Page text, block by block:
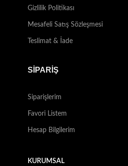
Gizlilik Politikası
Mesafeli Satış Sözleşmesi
Teslimat & İade
SİPARİŞ
Siparişlerim
Favori Listem
Hesap Bilgilerim
KURUMSAL